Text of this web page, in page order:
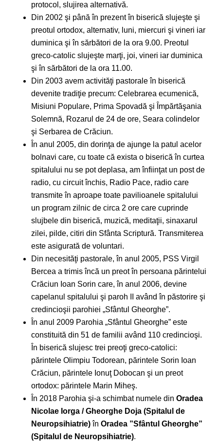
protocol, slujirea alternativă.
Din 2002 şi până în prezent în biserică slujeşte şi
preotul ortodox, alternativ, luni, miercuri şi vineri iar
duminica şi în sărbători de la ora 9.00. Preotul
greco-catolic slujeşte marţi, joi, vineri iar duminica
şi în sărbători de la ora 11.00.
Din 2003 avem activităţi pastorale în biserică
devenite tradiţie precum: Celebrarea ecumenică,
Misiuni Populare, Prima Spovadă şi Împărtăşania
Solemnă, Rozarul de 24 de ore, Seara colindelor
şi Serbarea de Crăciun.
În anul 2005, din dorinţa de ajunge la patul acelor
bolnavi care, cu toate că exista o biserică în curtea
spitalului nu se pot deplasa, am înfiinţat un post de
radio, cu circuit închis, Radio Pace, radio care
transmite în aproape toate pavilioanele spitalului
un program zilnic de circa 2 ore care cuprinde
slujbele din biserică, muzică, meditaţii, sinaxarul
zilei, pilde, citiri din Sfânta Scriptură. Transmiterea
este asigurată de voluntari.
Din necesităţi pastorale, în anul 2005, PSS Virgil
Bercea a trimis încă un preot în persoana părintelui
Crăciun Ioan Sorin care, în anul 2006, devine
capelanul spitalului şi paroh II având în păstorire şi
credincioşii parohiei „Sfântul Gheorghe”.
În anul 2009 Parohia „Sfântul Gheorghe” este
constituită din 51 de familii având 110 credincioşi.
În biserică slujesc trei preoţi greco-catolici:
părintele Olimpiu Todorean, părintele Sorin Ioan
Crăciun, părintele Ionuţ Dobocan şi un preot
ortodox: părintele Marin Miheş.
În 2018 Parohia şi-a schimbat numele din Oradea
Nicolae Iorga / Gheorghe Doja (Spitalul de
Neuropsihiatrie)în Oradea ”Sfântul Gheorghe”
(Spitalul de Neuropsihiatrie).